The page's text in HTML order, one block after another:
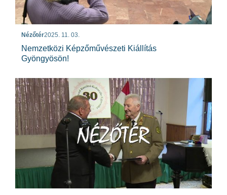
Nézőtér2025. 11. 03.
Nemzetközi Képzőművészeti Kiállítás
Gyöngyösön!